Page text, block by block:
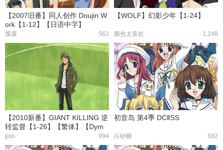
【2007旧番】同人创作 Doujin W
ork【1-12】【日语中字】
562
腐腐
【WOLF】幻影少年【1-24】
1,248
颜色太喜欢
【2010新番】GIANT KILLING 逆
转监督【1-26】【繁体】【Dym
y】
994
jjoo
初音岛 第4季 DCⅡSS
582
白砂糖